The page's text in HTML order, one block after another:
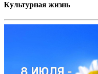
Культурная жизнь